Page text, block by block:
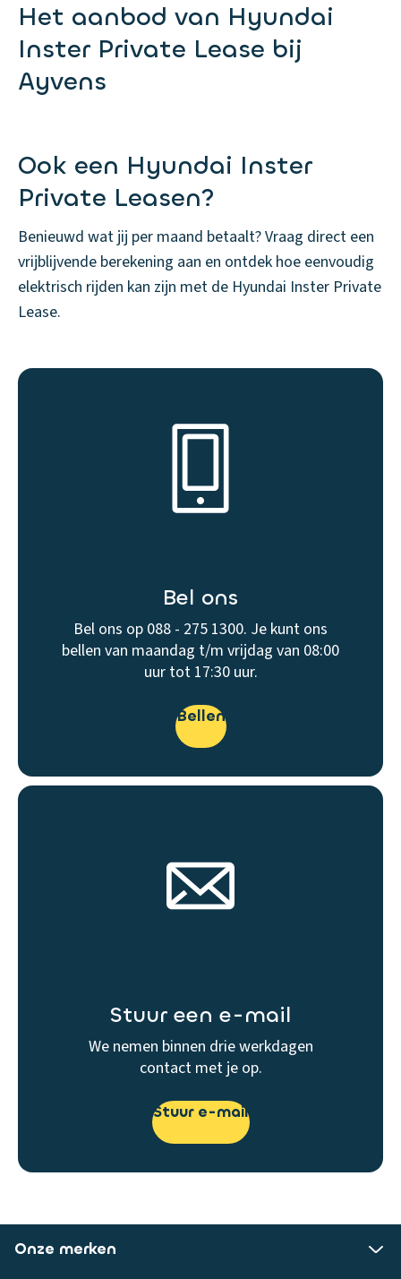
Het aanbod van Hyundai
Inster Private Lease bij
Ayvens
Ook een Hyundai Inster
Private Leasen?
Benieuwd wat jij per maand betaalt? Vraag direct een
vrijblijvende berekening aan en ontdek hoe eenvoudig
elektrisch rijden kan zijn met de Hyundai Inster Private
Lease.
Bel ons
Bel ons op 088 - 275 1300. Je kunt ons
bellen van maandag t/m vrijdag van 08:00
uur tot 17:30 uur.
Bellen
Stuur een e-mail
We nemen binnen drie werkdagen
contact met je op.
Stuur e-mail
Onze merken